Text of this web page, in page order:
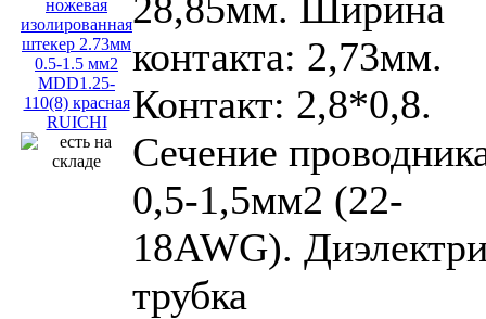
контакта: 2,73мм.
Контакт: 2,8*0,8.
Сечение
0,5-1,5мм2 (22-
18AWG).
трубка